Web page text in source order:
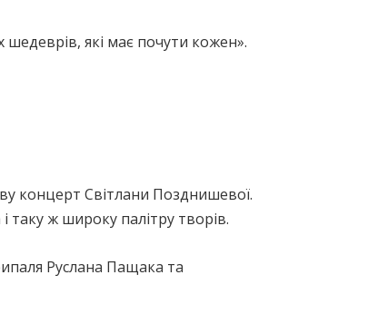
які має почути кожен».
концерт Світлани Позднишевої.
ж широку палітру творів.
Руслана Пащака та